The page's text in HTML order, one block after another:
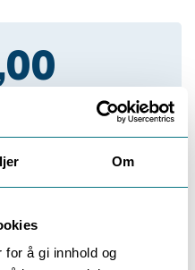
Om
å gi innhold og
+